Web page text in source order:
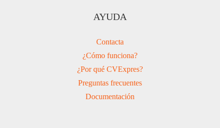
AYUDA
Contacta
¿Cómo funciona?
¿Por qué CVExpres?
Preguntas frecuentes
Documentación